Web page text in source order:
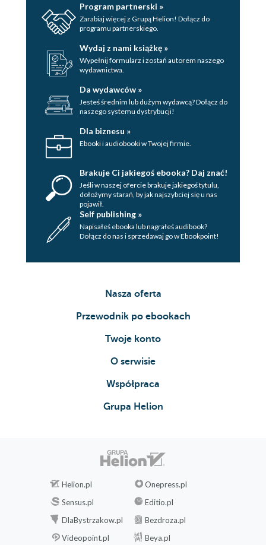
Program partnerski »
Zarabiaj więcej z Grupą Helion! Dołącz do
programu partnerskiego.
Wydaj z nami książkę »
Wypełnij formularz i zostań autorem naszego
wydawnictwa.
Da wydawców »
Jesteś średnim lub dużym wydawcą? Dołącz do
naszego systemu dystrybucji!
Dla biznesu »
Ebooki i audiobooki w Twojej firmie.
Brakuje Ci jakiegoś ebooka? Daj znać!
Jeśli w naszej ofercie brakuje jakiegoś tytulu,
dołożymy starań, by jak najszybciej się u nas
pojawił.
Self publishing »
Napisałeś ebooka lub nagrałeś audibook?
Dołącz do nas i sprzedawaj go w Ebookpoint!
Nasza oferta
Przewodnik po ebookach
Twoje konto
O serwisie
Współpraca
Grupa Helion
Helion.pl
Onepress.pl
Sensus.pl
Editio.pl
DlaBystrzakow.pl
Bezdroza.pl
Videopoint.pl
Beya.pl